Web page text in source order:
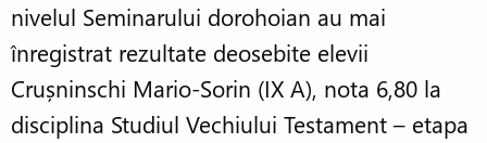
nivelul Seminarului dorohoian au mai
înregistrat rezultate deosebite elevii
Crușninschi Mario-Sorin (IX A), nota 6,80 la
disciplina Studiul Vechiului Testament – etapa